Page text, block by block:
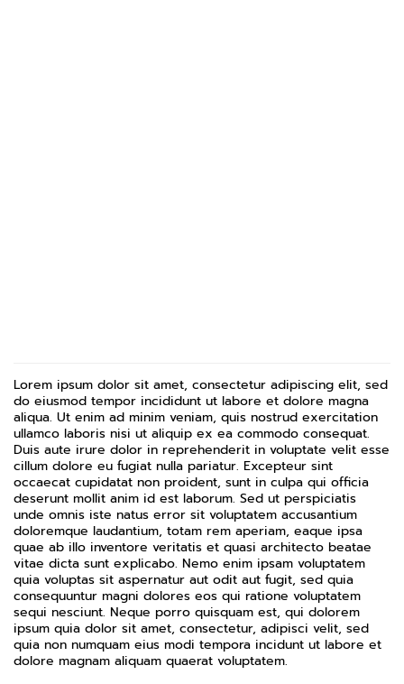
Lorem ipsum dolor sit amet, consectetur adipiscing elit, sed
do eiusmod tempor incididunt ut labore et dolore magna
aliqua. Ut enim ad minim veniam, quis nostrud exercitation
ullamco laboris nisi ut aliquip ex ea commodo consequat.
Duis aute irure dolor in reprehenderit in voluptate velit esse
cillum dolore eu fugiat nulla pariatur. Excepteur sint
occaecat cupidatat non proident, sunt in culpa qui officia
deserunt mollit anim id est laborum. Sed ut perspiciatis
unde omnis iste natus error sit voluptatem accusantium
doloremque laudantium, totam rem aperiam, eaque ipsa
quae ab illo inventore veritatis et quasi architecto beatae
vitae dicta sunt explicabo. Nemo enim ipsam voluptatem
quia voluptas sit aspernatur aut odit aut fugit, sed quia
consequuntur magni dolores eos qui ratione voluptatem
sequi nesciunt. Neque porro quisquam est, qui dolorem
ipsum quia dolor sit amet, consectetur, adipisci velit, sed
quia non numquam eius modi tempora incidunt ut labore et
dolore magnam aliquam quaerat voluptatem.